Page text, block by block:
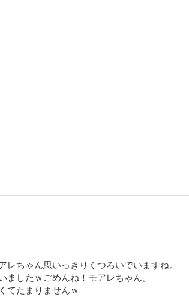
ちゃん思いっきりくつろいでいますね。
ましたｗごめんね！モアレちゃん。
てたまりませんｗ